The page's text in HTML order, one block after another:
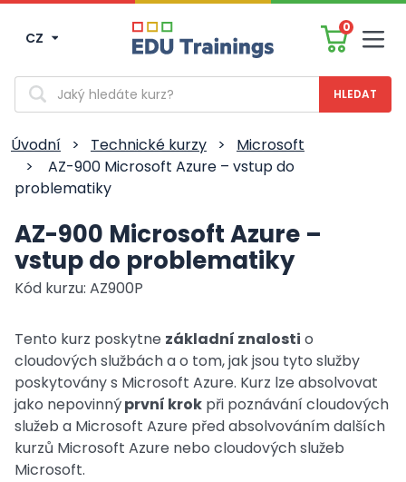
CZ
0
Vyhledávání
Úvodní > Technické kurzy >
Microsoft
>
AZ-900 Microsoft Azure – vstup do
problematiky
AZ-900 Microsoft Azure –
vstup do problematiky
Kód kurzu: AZ900P
Tento kurz poskytne základní znalosti o
cloudových službách a o tom, jak jsou tyto služby
poskytovány s Microsoft Azure. Kurz lze absolvovat
jako nepovinnýprvní krok při poznávání cloudových
služeb a Microsoft Azure před absolvováním dalších
kurzů Microsoft Azure nebo cloudových služeb
Microsoft.